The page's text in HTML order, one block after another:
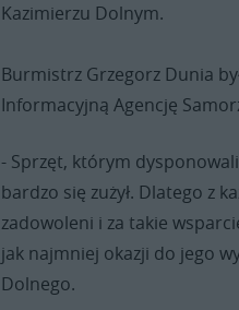
Kazimierzu Dolnym.
Burmistrz Grzegorz Dunia
Informacyjną Agencję
- Sprzęt, którym
bardzo się zużył. Dlatego z
zadowoleni i za takie
jak najmniej okazji do jego
Dolnego.